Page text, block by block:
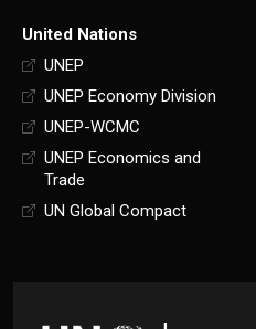
United Nations
UNEP
UNEP Economy Division
UNEP-WCMC
UNEP Economics and
Trade
UN Global Compact